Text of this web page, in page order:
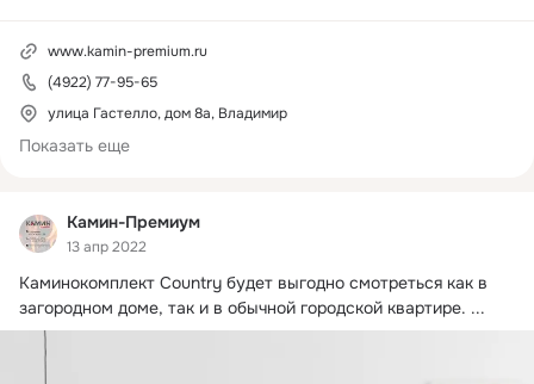
Камин-Премиум
13 апр 2022
Каминокомплект Country будет выгодно смотреться как в
загородном доме, так и в обычной городской квартире. ...
Сайт:
www.kamin-premium.ru
(4922) 77-95-65
улица Гастелло, дом 8а, Владимир
Показать еще